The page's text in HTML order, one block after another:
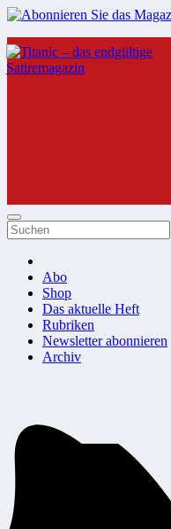
Zum
Inhalt
springen
Abo
Shop
Das aktuelle Heft
Rubriken
Newsletter abonnieren
Archiv